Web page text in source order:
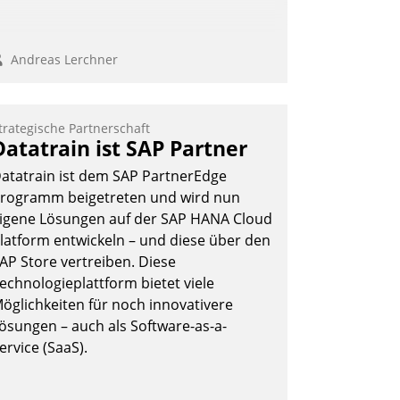
Andreas Lerchner
Partnerschaft
ist SAP Partner
ist dem SAP PartnerEdge
beigetreten und wird nun
Lösungen auf der SAP HANA Cloud
entwickeln – und diese über den
Store vertreiben. Diese
bietet viele
für noch innovativere
– auch als Software-as-a-
(SaaS).